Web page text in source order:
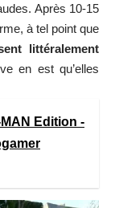
Après 10-15
à tel point que
littéralement
en est qu’elles
Edition -